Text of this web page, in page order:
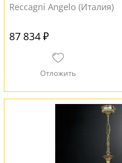
Reccagni Angelo (Италия)
87 834 ₽